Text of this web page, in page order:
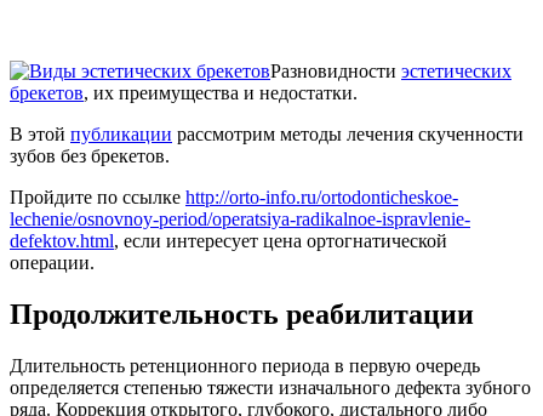
Разновидности эстетических
брекетов, их преимущества и недостатки.
В этой публикации рассмотрим методы лечения скученности
зубов без брекетов.
Пройдите по ссылке http://orto-info.ru/ortodonticheskoe-
lechenie/osnovnoy-period/operatsiya-radikalnoe-ispravlenie-
defektov.html, если интересует цена ортогнатической
операции.
Продолжительность реабилитации
Длительность ретенционного периода в первую очередь
определяется степенью тяжести изначального дефекта зубного
ряда. Коррекция открытого, глубокого, дистального либо